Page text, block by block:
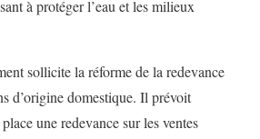
à protéger l’eau et les milieux
sollicite la réforme de la redevance
d’origine domestique. Il prévoit
une redevance sur les ventes